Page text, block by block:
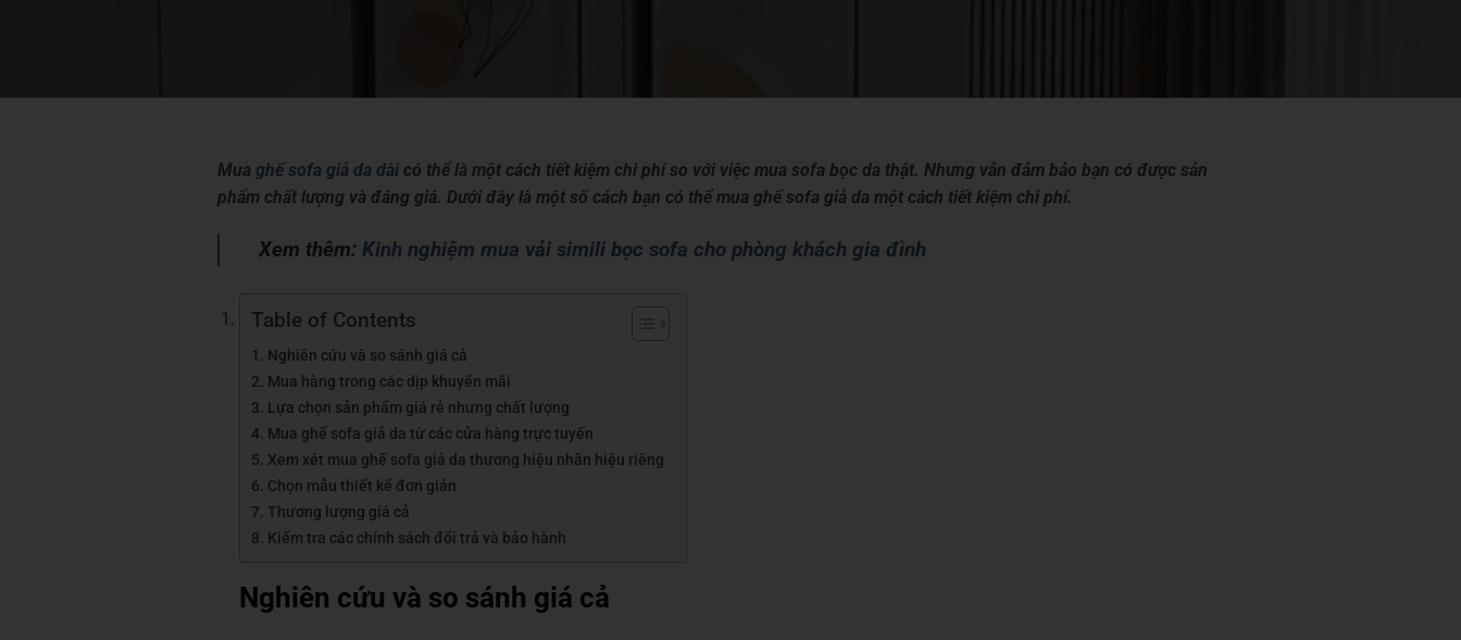
Mua ghế sofa giả da dàicó thể là một cách tiết kiệm chi phí so với việc mua sofa bọc da thật. Nhưng vẫn đảm bảo bạn có được sản
phẩm chất lượng và đáng giá. Dưới đây là một số cách bạn có thể mua ghế sofa giả da một cách tiết kiệm chi phí.
Xem thêm: Kinh nghiệm mua vải simili bọc sofa cho phòng khách gia đình
Table of Contents
Nghiên cứu và so sánh giá cả
Mua hàng trong các dịp khuyến mãi
Lựa chọn sản phẩm giá rẻ nhưng chất lượng
Mua ghế sofa giả da từ các cửa hàng trực tuyến
Xem xét mua ghế sofa giả da thương hiệu nhãn hiệu riêng
Chọn mẫu thiết kế đơn giản
Thương lượng giá cả
Kiểm tra các chính sách đổi trả và bảo hành
Nghiên cứu và so sánh giá cả